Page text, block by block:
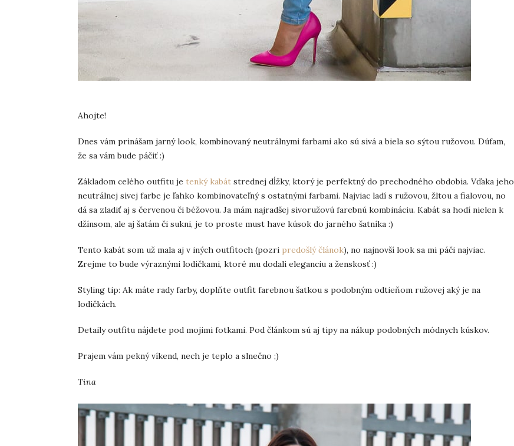
Ahojte!
Dnes vám prinášam jarný look, kombinovaný neutrálnymi farbami ako sú sivá a biela so sýtou ružovou. Dúfam,
že sa vám bude páčiť :)
Základom celého outfitu je tenký kabát strednej dĺžky, ktorý je perfektný do prechodného obdobia. Vďaka jeho
neutrálnej sivej farbe je ľahko kombinovateľný s ostatnými farbami. Najviac ladí s ružovou, žltou a fialovou, no
dá sa zladiť aj s červenou či béžovou. Ja mám najradšej sivoružovú farebnú kombináciu. Kabát sa hodí nielen k
džínsom, ale aj šatám či sukni, je to proste must have kúsok do jarného šatníka :)
Tento kabát som už mala aj v iných outfitoch (pozri predošlý článok), no najnovší look sa mi páči najviac.
Zrejme to bude výraznými lodičkami, ktoré mu dodali eleganciu a ženskosť :)
Styling tip: Ak máte rady farby, doplňte outfit farebnou šatkou s podobným odtieňom ružovej aký je na
lodičkách.
Detaily outfitu nájdete pod mojimi fotkami. Pod článkom sú aj tipy na nákup podobných módnych kúskov.
Prajem vám pekný víkend, nech je teplo a slnečno ;)
Tina